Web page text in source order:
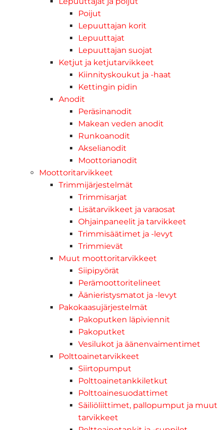
Poijut
Lepuuttajan korit
Lepuuttajat
Lepuuttajan suojat
Ketjut ja ketjutarvikkeet
Kiinnityskoukut ja -haat
Kettingin pidin
Anodit
Peräsinanodit
Makean veden anodit
Runkoanodit
Akselianodit
Moottorianodit
Moottoritarvikkeet
Trimmijärjestelmät
Trimmisarjat
Lisätarvikkeet ja varaosat
Ohjainpaneelit ja tarvikkeet
Trimmisäätimet ja -levyt
Trimmievät
Muut moottoritarvikkeet
Siipipyörät
Perämoottoritelineet
Äänieristysmatot ja -levyt
Pakokaasujärjestelmät
Pakoputken läpiviennit
Pakoputket
Vesilukot ja äänenvaimentimet
Polttoainetarvikkeet
Siirtopumput
Polttoainetankkiletkut
Polttoainesuodattimet
Säiliöliittimet, pallopumput ja muut
tarvikkeet